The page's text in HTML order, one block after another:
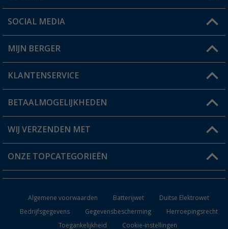
Een vraag?
Winkel vinden
SOCIAL MEDIA
MIJN BERGER
Mijn account
Status bestelling
Verlanglijstje
KLANTENSERVICE
FAQ & Contact
Verzendinformatie
Catalogus
BETAALMOGELIJKHEDEN
WIJ VERZENDEN MET
ONZE TOPCATEGORIEËN
Algemene voorwaarden Batterijwet
Duitse Elektrowet
Bedrijfsgegevens
Gegevensbescherming
Herroepingsrecht
Toegankelijkheid
Cookie-instellingen